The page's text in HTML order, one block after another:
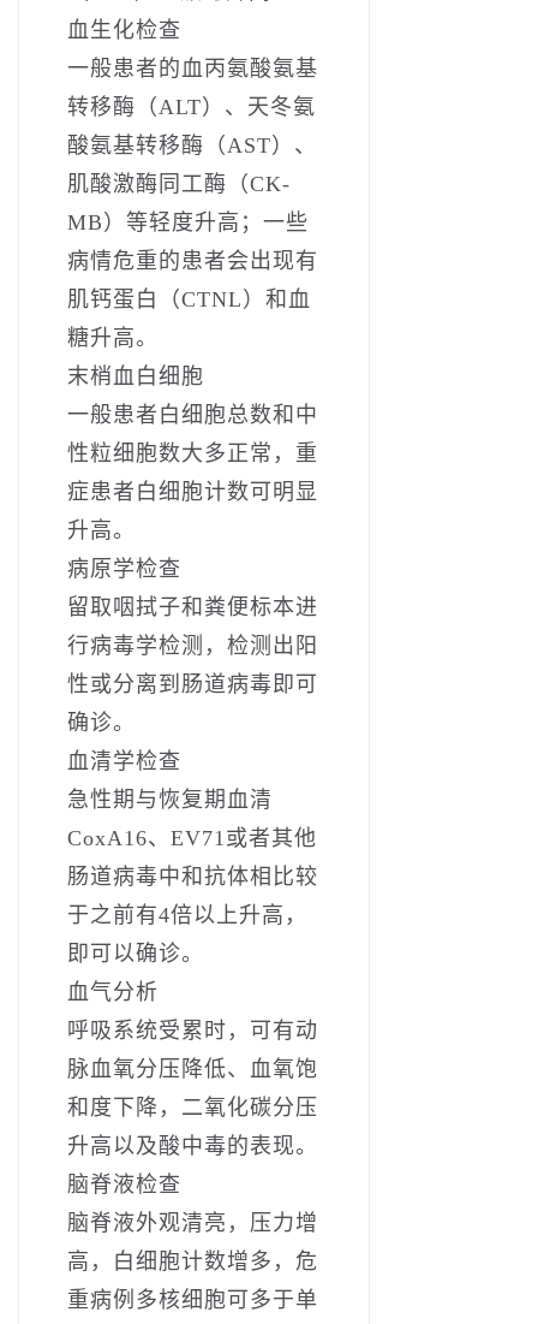
血生化检查
一般患者的血丙氨酸氨基
转移酶（ALT）、天冬氨
酸氨基转移酶（AST）、
肌酸激酶同工酶（CK-
MB）等轻度升高；一些
病情危重的患者会出现有
肌钙蛋白（CTNL）和血
糖升高。
末梢血白细胞
一般患者白细胞总数和中
性粒细胞数大多正常，重
症患者白细胞计数可明显
升高。
病原学检查
留取咽拭子和粪便标本进
行病毒学检测，检测出阳
性或分离到肠道病毒即可
确诊。
血清学检查
急性期与恢复期血清
CoxA16、EV71或者其他
肠道病毒中和抗体相比较
于之前有4倍以上升高，
即可以确诊。
血气分析
呼吸系统受累时，可有动
脉血氧分压降低、血氧饱
和度下降，二氧化碳分压
升高以及酸中毒的表现。
脑脊液检查
脑脊液外观清亮，压力增
高，白细胞计数增多，危
重病例多核细胞可多于单